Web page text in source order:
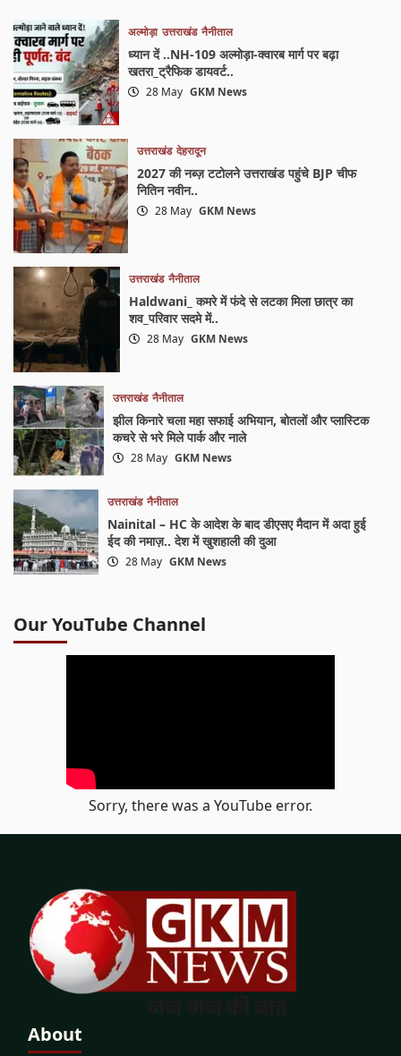
अल्मोड़ा उत्तराखंड नैनीताल
ध्यान दें ..NH-109 अल्मोड़ा-क्वारब मार्ग पर बढ़ा
खतरा_ट्रैफिक डायवर्ट..
28 May GKM News
उत्तराखंड देहरादून
2027 की नब्ज़ टटोलने उत्तराखंड पहुंचे BJP चीफ
नितिन नवीन..
28 May GKM News
उत्तराखंड नैनीताल
Haldwani_ कमरे में फंदे से लटका मिला छात्र का
शव_परिवार सदमे में..
28 May GKM News
उत्तराखंड नैनीताल
झील किनारे चला महा सफाई अभियान, बोतलों और प्लास्टिक
कचरे से भरे मिले पार्क और नाले
28 May GKM News
उत्तराखंड नैनीताल
Nainital – HC के आदेश के बाद डीएसए मैदान में अदा हुई
ईद की नमाज़.. देश में खुशहाली की दुआ
28 May GKM News
Our YouTube Channel
Sorry, there was a YouTube error.
About